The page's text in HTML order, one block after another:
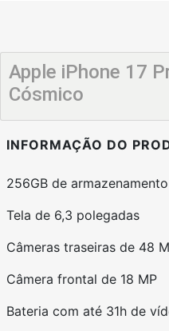
Apple iPhone 17
Cósmico
INFORMAÇÃO DO
256GB de
Tela de 6,3 polegadas
Câmeras traseiras de 48
Câmera frontal de 18 MP
Bateria com até 31h de